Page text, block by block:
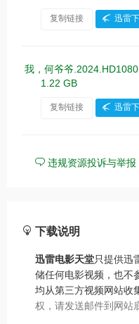
复制链接 迅雷
我，何爷爷
1.22 GB
复制链接 迅雷
违规资源投诉与举报
下载说明
迅雷电影天堂只提供迅
储任何电影视频，也不
均从第三方视频网站收
权，请发送邮件到网站